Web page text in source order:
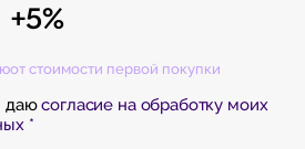
даюсогласие на обработку моих
*
+5%
от стоимости первой покупки